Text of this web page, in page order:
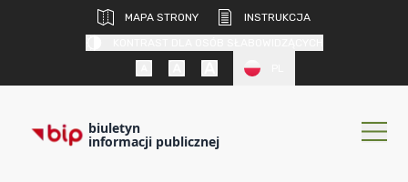
MAPA STRONY
INSTRUKCJA
biuletyn
informacji publicznej